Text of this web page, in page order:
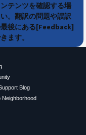
テンツを確認する場
。翻訳の問題や誤訳
後にある[Feedback]
ます。
Blog
Neighborhood